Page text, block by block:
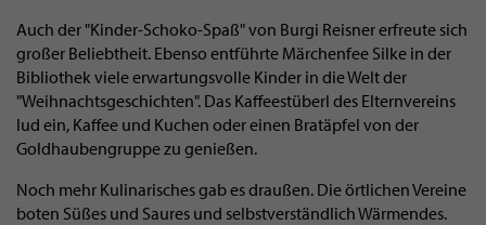
Auch der "Kinder-Schoko-Spaß" von Burgi Reisner erfreute sich
großer Beliebtheit. Ebenso entführte Märchenfee Silke in der
Bibliothek viele erwartungsvolle Kinder in die Welt der
"Weihnachtsgeschichten". Das Kaffeestüberl des Elternvereins
lud ein, Kaffee und Kuchen oder einen Bratäpfel von der
Goldhaubengruppe zu genießen.
Noch mehr Kulinarisches gab es draußen. Die örtlichen Vereine
boten Süßes und Saures und selbstverständlich Wärmendes.